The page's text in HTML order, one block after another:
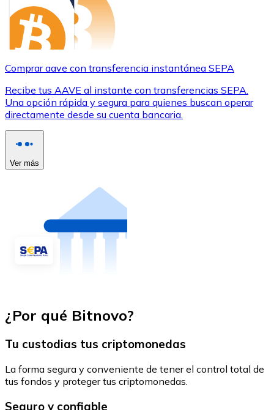
Comprar aave con transferencia instantánea SEPA
Recibe tus AAVE al instante con transferencias SEPA.
Una opción rápida y segura para quienes buscan operar
directamente desde su cuenta bancaria.
Ver más
¿Por qué Bitnovo?
Tu custodias tus criptomonedas
La forma segura y conveniente de tener el control total de
tus fondos y proteger tus criptomonedas.
Seguro y confiable